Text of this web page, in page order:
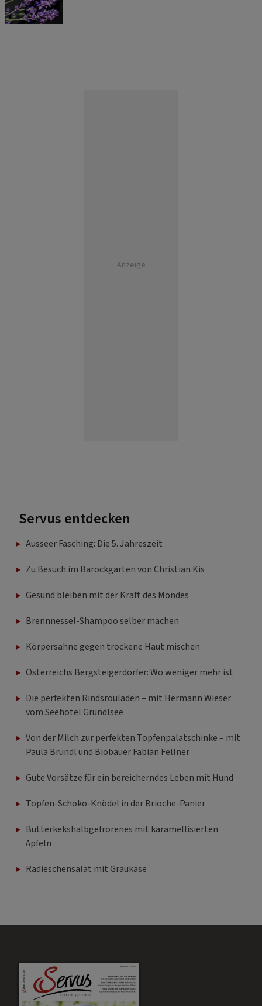
Anzeige
Servus entdecken
Ausseer Fasching: Die 5. Jahreszeit
Zu Besuch im Barockgarten von Christian Kis
Gesund bleiben mit der Kraft des Mondes
Brennnessel-Shampoo selber machen
Körpersahne gegen trockene Haut mischen
Österreichs Bergsteigerdörfer: Wo weniger mehr ist
Die perfekten Rindsrouladen – mit Hermann Wieser
vom Seehotel Grundlsee
Von der Milch zur perfekten Topfenpalatschinke – mit
Paula Bründl und Biobauer Fabian Fellner
Gute Vorsätze für ein bereicherndes Leben mit Hund
Topfen-Schoko-Knödel in der Brioche-Panier
Butterkekshalbgefrorenes mit karamellisierten
Äpfeln
Radieschensalat mit Graukäse